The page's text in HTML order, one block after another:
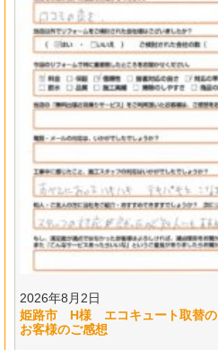
2026年8月2日
姫路市 H様 エコキュート取替の
お客様のご感想